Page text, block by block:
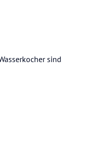
sind